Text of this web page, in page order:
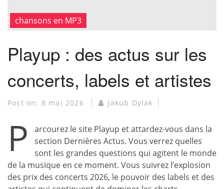
chansons en MP3
Playup : des actus sur les
concerts, labels et artistes
Post on: 8 mai 2026 Jakub Dylak
P
arcourez le site Playup et attardez-vous dans la
section Dernières Actus. Vous verrez quelles
sont les grandes questions qui agitent le monde
de la musique en ce moment. Vous suivrez l’explosion
des prix des concerts 2026, le pouvoir des labels et des